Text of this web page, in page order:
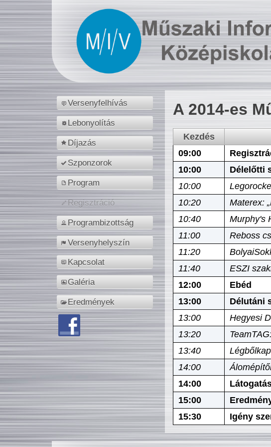
Versenyfelhívás
Lebonyolítás
Díjazás
Szponzorok
Program
Regisztráció
Programbizottság
Versenyhelyszín
Kapcsolat
Galéria
Eredmények
A 2014-es
Kezdés
09:00
10:00
Délelőtti
10:00
10:20
Materex:
10:40
Murphy's
11:00
Reboss
11:20
11:40
ESZI
12:00
Ebéd
13:00
Délutáni
13:00
Hegyesi
13:20
13:40
14:00
14:00
15:00
15:30
Igény